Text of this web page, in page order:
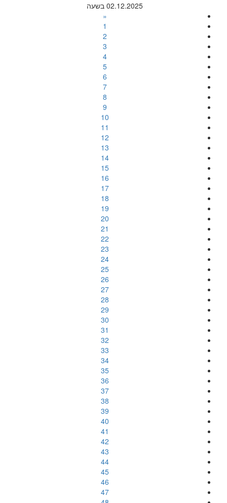
02.12.2025 בשעה
«
1
2
3
4
5
6
7
8
9
10
11
12
13
14
15
16
17
18
19
20
21
22
23
24
25
26
27
28
29
30
31
32
33
34
35
36
37
38
39
40
41
42
43
44
45
46
47